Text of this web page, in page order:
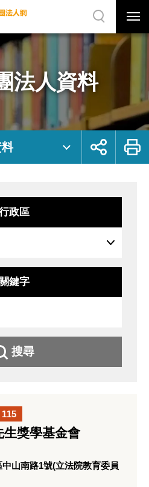
選
單
關
網
站
尋
法人資料
展
鈕
列
政區
關鍵字
搜尋
生獎學基金會
山南路1號(立法院教育委員